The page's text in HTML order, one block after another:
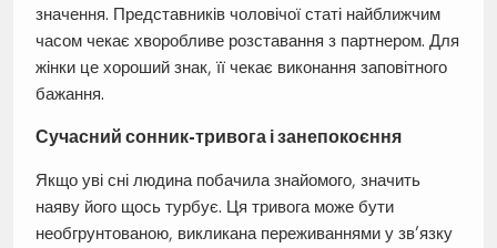
значення. Представників чоловічої статі найближчим
часом чекає хворобливе розставання з партнером. Для
жінки це хороший знак, її чекає виконання заповітного
бажання.
Сучасний сонник-тривога і занепокоєння
Якщо уві сні людина побачила знайомого, значить
наяву його щось турбує. Ця тривога може бути
необгрунтованою, викликана переживаннями у зв’язку